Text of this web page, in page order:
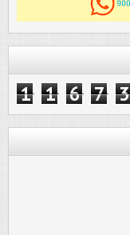
1 1 6 7 3